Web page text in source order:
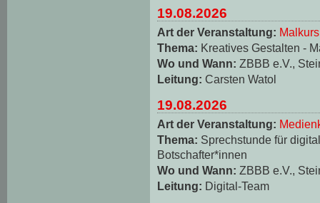
19.08.2026
Art der Veranstaltung: Malkurs
Thema: Kreatives Gestalten -
Wo und Wann: ZBBB e.V.,
Leitung: Carsten Watol
19.08.2026
Art der Veranstaltung:
Thema: Sprechstunde für
Botschafter*innen
Wo und Wann: ZBBB e.V.,
Leitung: Digital-Team